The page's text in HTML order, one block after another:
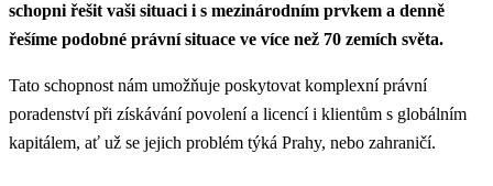
schopni řešit vaši situaci i s mezinárodním prvkem a denně
řešíme podobné právní situace ve více než 70 zemích světa.
Tato schopnost nám umožňuje poskytovat komplexní právní
poradenství při získávání povolení a licencí i klientům s globálním
kapitálem, ať už se jejich problém týká Prahy, nebo zahraničí.